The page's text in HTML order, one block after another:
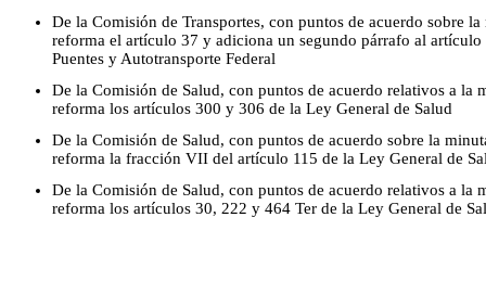
De la Comisión de Transportes, con puntos de acuerdo sobre
reforma el artículo 37 y adiciona un segundo párrafo al
Puentes y Autotransporte Federal
De la Comisión de Salud, con puntos de acuerdo relativos a la
reforma los artículos 300 y 306 de la Ley General de Salud
De la Comisión de Salud, con puntos de acuerdo sobre la
reforma la fracción VII del artículo 115 de la Ley General de
De la Comisión de Salud, con puntos de acuerdo relativos a la
reforma los artículos 30, 222 y 464 Ter de la Ley General de